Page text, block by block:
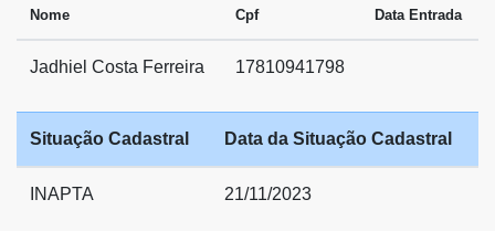
Nome Cpf Data Entrada
Jadhiel Costa Ferreira 17810941798
Situação Cadastral Data da Situação Cadastral
INAPTA 21/11/2023